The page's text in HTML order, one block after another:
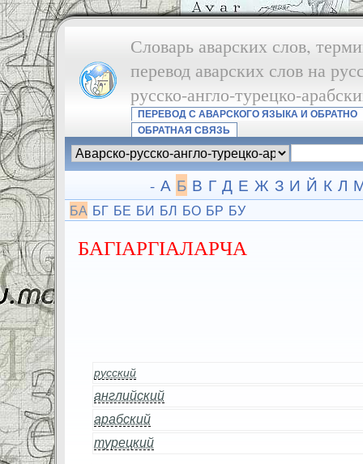
Словарь аварских слов,
перевод аварских слов на
русско-англо-турецко-
ПЕРЕВОД С АВАРСКОГО ЯЗЫКА И ОБРАТНО
ОБРАТНАЯ СВЯЗЬ
- А Б В Г Д Е Ж З И Й К Л
БА БГ БЕ БИ БЛ БО БР БУ
БАГІАРГІАЛАРЧА
русский
английский
арабский
турецкий